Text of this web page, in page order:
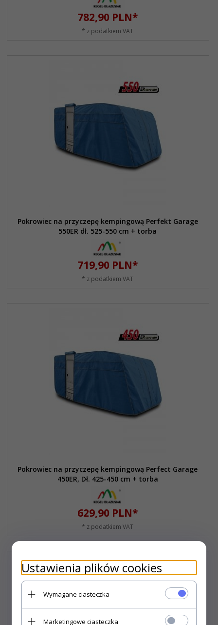
782,90 PLN*
* z podatkiem VAT
Pokrowiec na przyczepę kempingową Perfekt Garage
550ER dł. 525-550 cm + torba
719,90 PLN*
* z podatkiem VAT
Pokrowiec na przyczepę kempingową Perfect Garage
450ER, Dł. 425-450 cm + torba
629,90 PLN*
* z podatkiem VAT
Ustawienia plików cookies
Wymagane ciasteczka
Marketingowe ciasteczka